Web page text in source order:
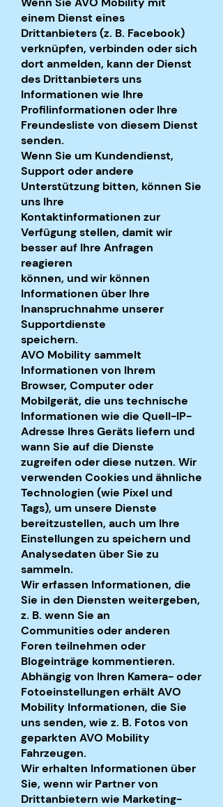
einem Dienst eines
Drittanbieters (z. B. Facebook)
verknüpfen, verbinden oder sich
dort anmelden, kann der Dienst
des Drittanbieters uns
Informationen wie Ihre
Profilinformationen oder Ihre
Freundesliste von diesem Dienst
senden.
Wenn Sie um Kundendienst,
Support oder andere
Unterstützung bitten, können Sie
uns Ihre
Kontaktinformationen zur
Verfügung stellen, damit wir
besser auf Ihre Anfragen
reagieren
können, und wir können
Informationen über Ihre
Inanspruchnahme unserer
Supportdienste
speichern.
AVO Mobility sammelt
Informationen von Ihrem
Browser, Computer oder
Mobilgerät, die uns technische
Informationen wie die Quell-IP-
Adresse Ihres Geräts liefern und
wann Sie auf die Dienste
zugreifen oder diese nutzen. Wir
verwenden Cookies und ähnliche
Technologien (wie Pixel und
Tags), um unsere Dienste
bereitzustellen, auch um Ihre
Einstellungen zu speichern und
Analysedaten über Sie zu
sammeln.
Wir erfassen Informationen, die
Sie in den Diensten weitergeben,
z. B. wenn Sie an
Communities oder anderen
Foren teilnehmen oder
Blogeinträge kommentieren.
Abhängig von Ihren Kamera- oder
Fotoeinstellungen erhält AVO
Mobility Informationen, die Sie
uns senden, wie z. B. Fotos von
geparkten AVO Mobility
Fahrzeugen.
Wir erhalten Informationen über
Sie, wenn wir Partner von
Drittanbietern wie Marketing-